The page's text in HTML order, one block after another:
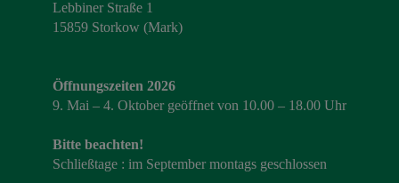
Lebbiner Straße 1
15859 Storkow (Mark)
Öffnungszeiten 2026
9. Mai – 4. Oktober geöffnet von 10.00 – 18.00 Uhr
Bitte beachten!
Schließtage : im September montags geschlossen